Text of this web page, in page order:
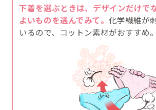
下着を選ぶときは、デザインだけで
よいものを選んでみて。化学繊維が
いるので、コットン素材がおすすめ。